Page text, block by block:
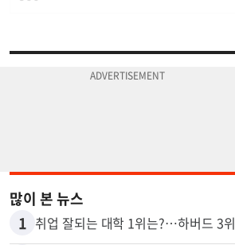
많이 본 뉴스
1 취업 잘되는 대학 1위는?…하버드 3위